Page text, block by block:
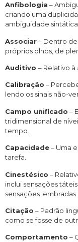
Anfibologia –
criando uma
ambiguidade
Associar– Dentro
próprios olhos, de
Auditivo – Relativo à
Calibração –
lendo os sinais não-
Campo unificado –
tridimensional de
tempo.
Capacidade– Uma
tarefa.
Cinestésico –
inclui sensações
sensações
Citação – Padrão
como se fosse de
Comportamento –